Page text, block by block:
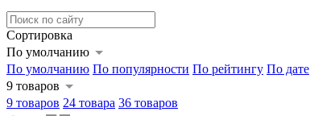
Сортировка
По умолчанию
По умолчанию По популярности По рейтингу По дате
9 товаров
9 товаров 24 товара 36 товаров